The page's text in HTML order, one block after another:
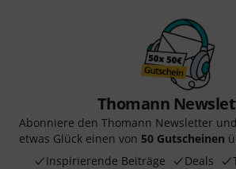
Thomann
Abonniere den Thomann Newsletter
etwas Glück einen von 50 Gutscheinen
Inspirierende Beiträge
Deals